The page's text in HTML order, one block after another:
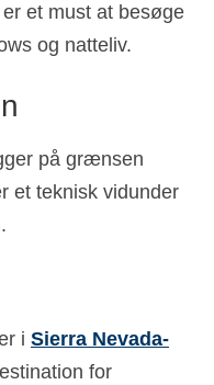
et must at besøge
og natteliv.
på grænsen
et teknisk vidunder
i Sierra Nevada-
for